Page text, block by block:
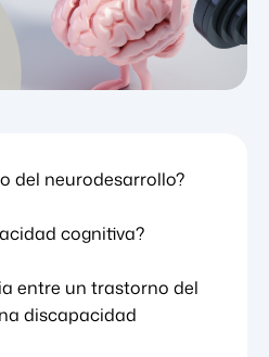
del neurodesarrollo?
cognitiva?
entre un trastorno del
discapacidad